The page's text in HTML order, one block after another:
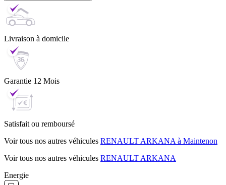
Livraison à domicile
Garantie 12 Mois
Satisfait ou remboursé
Voir tous nos autres véhicules RENAULT ARKANA à Maintenon
Voir tous nos autres véhicules RENAULT ARKANA
Energie